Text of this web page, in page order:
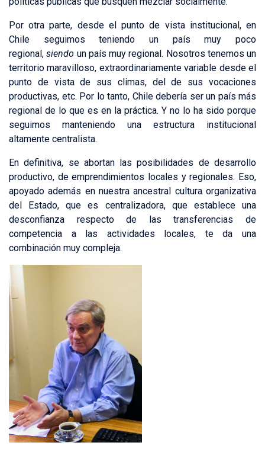
Por otra parte, desde el punto de vista institucional, en
Chile seguimos teniendo un país muy poco
regional,siendo un país muy regional. Nosotros tenemos un
territorio maravilloso, extraordinariamente variable desde el
punto de vista de sus climas, del de sus vocaciones
productivas, etc. Por lo tanto, Chile debería ser un país más
regional de lo que es en la práctica. Y no lo ha sido porque
seguimos manteniendo una estructura institucional
altamente centralista.
En definitiva, se abortan las posibilidades de desarrollo
productivo, de emprendimientos locales y regionales. Eso,
apoyado además en nuestra ancestral cultura organizativa
del Estado, que es centralizadora, que establece una
desconfianza respecto de las transferencias de
competencia a las actividades locales, te da una
combinación muy compleja.